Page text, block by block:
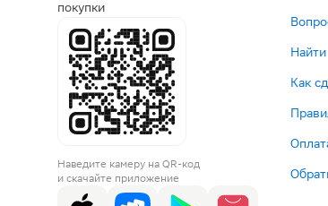
покупки
Наведите камеру на QR-код
и скачайте приложение
Найти
Как